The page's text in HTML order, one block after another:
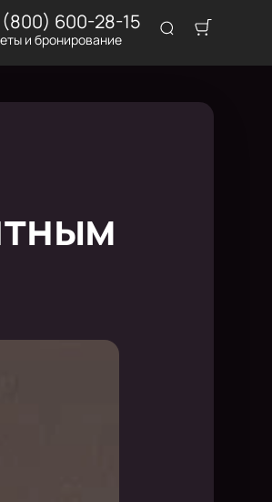
(800) 600-28-15
и бронирование